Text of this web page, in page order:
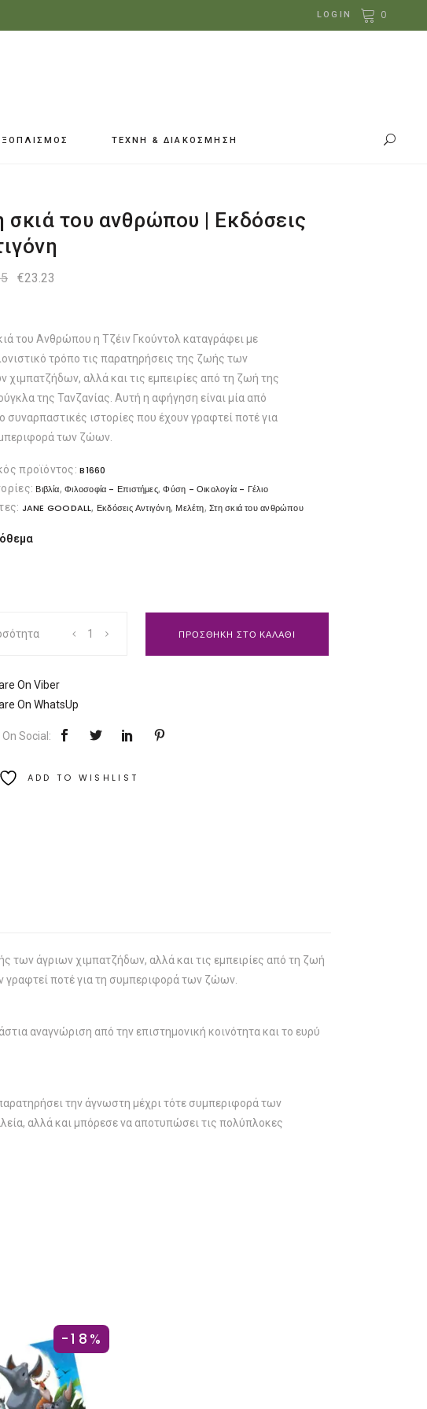
LOGIN 0
ΤΕΧΝΗ & ΔΙΑΚΟΣΜΗΣΗ
σκιά του ανθρώπου | Εκδόσεις
Original
€23.23
του Ανθρώπου η Τζέιν Γκούντολ καταγράφει με
τρόπο τις παρατηρήσεις της ζωής των
χιμπατζήδων, αλλά και τις εμπειρίες από τη ζωή της
της Τανζανίας. Αυτή η αφήγηση είναι μία από
συναρπαστικές ιστορίες που έχουν γραφτεί ποτέ για
των ζώων.
προϊόντος:B1660
Βιβλία,Φιλοσοφία - Επιστήμες,Φύση - Οικολογία - Γέλιο
JANE GOODALL, Εκδόσεις Αντιγόνη, Μελέτη,Στη σκιά του ανθρώπου
ΠΡΟΣΘΗΚΗ ΣΤΟ ΚΑΛΑΘΙ
On Viber
On WhatsUp
Social:
ADD TO WISHLIST
των άγριων χιμπατζήδων, αλλά και τις εμπειρίες από τη ζωή
γραφτεί ποτέ για τη συμπεριφορά των ζώων.
αναγνώριση από την επιστημονική κοινότητα και το ευρύ
την άγνωστη μέχρι τότε συμπεριφορά των
αλλά και μπόρεσε να αποτυπώσει τις πολύπλοκες
-18%